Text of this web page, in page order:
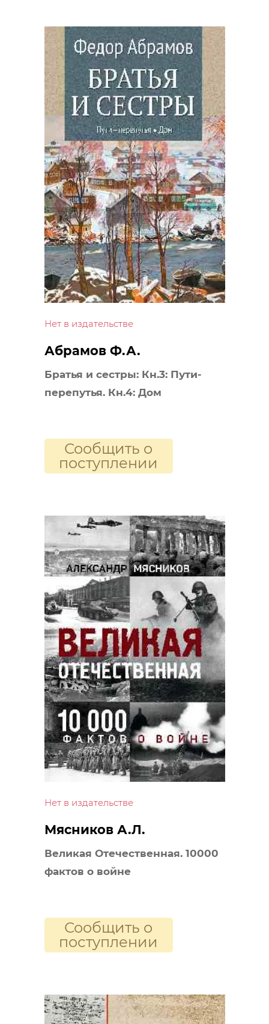
Нет в издательстве
Абрамов Ф.А.
Братья и сестры: Кн.3: Пути-
перепутья. Кн.4: Дом
Сообщить о
поступлении
Нет в издательстве
Мясников А.Л.
Великая Отечественная. 10000
фактов о войне
Сообщить о
поступлении